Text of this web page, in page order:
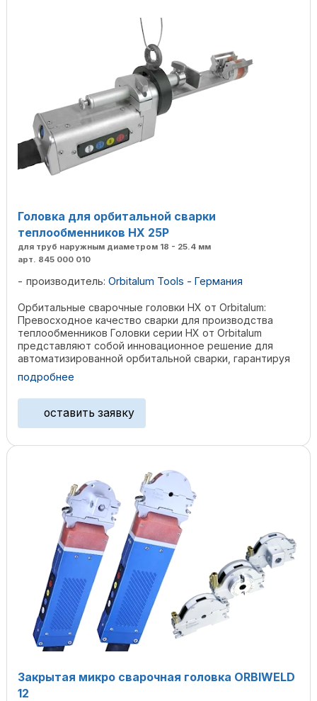
Головка для орбитальной сварки
теплообменников HX 25P
для труб наружным диаметром 18 - 25.4 мм
арт. 845 000 010
производитель: Orbitalum Tools - Германия
Орбитальные сварочные головки HX от Orbitalum:
Превосходное качество сварки для производства
теплообменников Головки серии HX от Orbitalum
представляют собой инновационное решение для
автоматизированной орбитальной сварки, гарантируя
высокую ...
подробнее
оставить заявку
Закрытая микро сварочная головка ORBIWELD
12